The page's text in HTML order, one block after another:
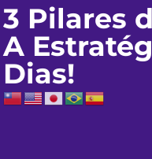
3 Pilares
A
Dias!